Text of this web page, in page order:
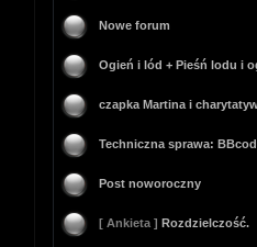
Nowe forum
Ogień i lód + Pieśń lodu i
czapka Martina i
Techniczna sprawa:
Post noworoczny
[ Ankieta ] Rozdzielczość.